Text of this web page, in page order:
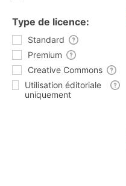
Type de licence:
Standard
Premium
Creative Commons
Utilisation éditoriale
uniquement